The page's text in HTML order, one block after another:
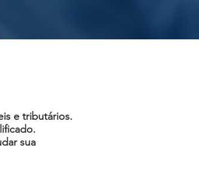
e tributários.
sua